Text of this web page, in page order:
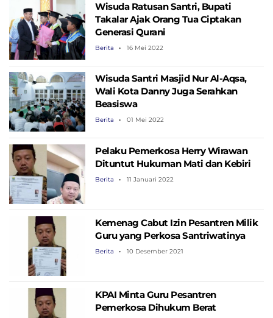
Wisuda Ratusan Santri, Bupati
Takalar Ajak Orang Tua Ciptakan
Generasi Qurani
Berita 16 Mei 2022
Wisuda Santri Masjid Nur Al-Aqsa,
Wali Kota Danny Juga Serahkan
Beasiswa
Berita 01 Mei 2022
Pelaku Pemerkosa Herry Wirawan
Dituntut Hukuman Mati dan Kebiri
Berita 11 Januari 2022
Kemenag Cabut Izin Pesantren Milik
Guru yang Perkosa Santriwatinya
Berita 10 Desember 2021
KPAI Minta Guru Pesantren
Pemerkosa Dihukum Berat